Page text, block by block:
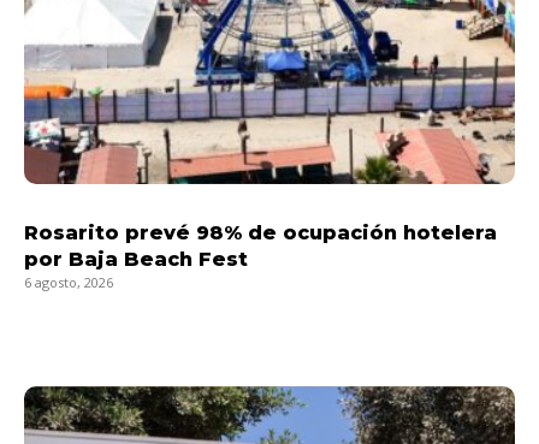
Rosarito prevé 98% de ocupación hotelera
por Baja Beach Fest
6 agosto, 2026